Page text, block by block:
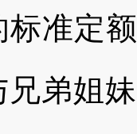
标准定
弟姐